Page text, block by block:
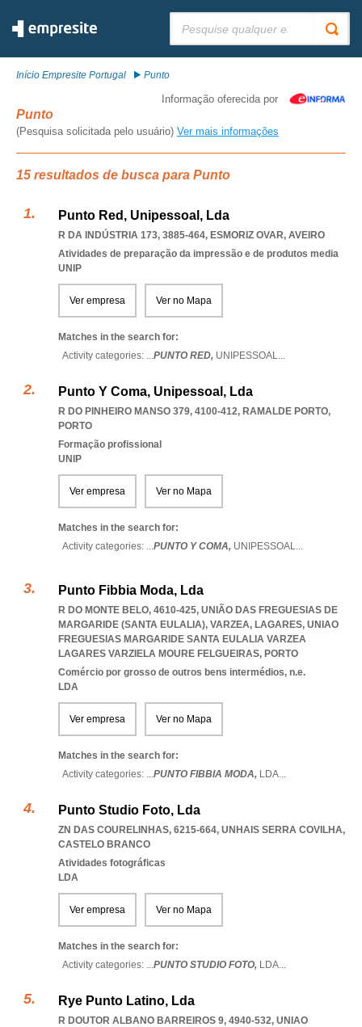
Início Empresite Portugal Punto
Informação oferecida por
Punto
(Pesquisa solicitada pelo usuário) Ver mais informações
15 resultados de busca para Punto
Punto Red, Unipessoal, Lda
R DA INDÚSTRIA 173, 3885-464, ESMORIZ OVAR, AVEIRO
Atividades de preparação da impressão e de produtos media
UNIP
Ver empresa Ver no Mapa
Matches in the search for:
Activity categories: ...PUNTO RED, UNIPESSOAL...
Punto Y Coma, Unipessoal, Lda
R DO PINHEIRO MANSO 379, 4100-412, RAMALDE PORTO,
PORTO
Formação profissional
UNIP
Ver empresa Ver no Mapa
Matches in the search for:
Activity categories: ...PUNTO Y COMA, UNIPESSOAL...
Punto Fibbia Moda, Lda
R DO MONTE BELO, 4610-425, UNIÃO DAS FREGUESIAS DE
MARGARIDE (SANTA EULALIA), VARZEA, LAGARES, UNIAO
FREGUESIAS MARGARIDE SANTA EULALIA VARZEA
LAGARES VARZIELA MOURE FELGUEIRAS, PORTO
Comércio por grosso de outros bens intermédios, n.e.
LDA
Ver empresa Ver no Mapa
Matches in the search for:
Activity categories: ...PUNTO FIBBIA MODA, LDA...
Punto Studio Foto, Lda
ZN DAS COURELINHAS, 6215-664, UNHAIS SERRA COVILHA,
CASTELO BRANCO
Atividades fotográficas
LDA
Ver empresa Ver no Mapa
Matches in the search for:
Activity categories: ...PUNTO STUDIO FOTO, LDA...
Rye Punto Latino, Lda
R DOUTOR ALBANO BARREIROS 9, 4940-532, UNIAO